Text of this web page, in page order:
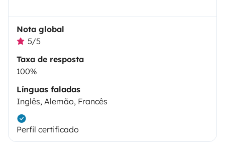
Nota global
5/5
Taxa de resposta
100%
Línguas faladas
Inglês, Alemão, Francês
Perfil certificado